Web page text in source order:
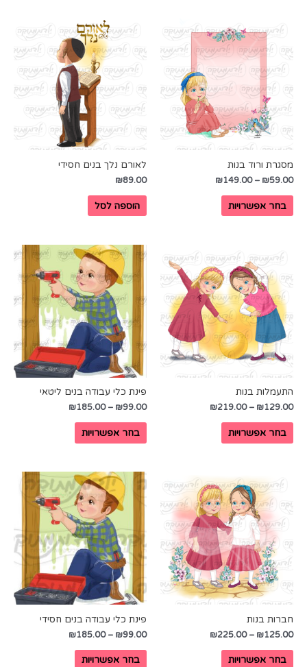
מסגרת ורוד בנות
₪59.00
–
₪149.00
בחר אפשרויות
לאורם נלך בנים חסידי
₪89.00
הוספה לסל
התעמלות בנות
₪129.00
–
₪219.00
בחר אפשרויות
פינת כלי עבודה בנים ליטאי
₪99.00
–
₪185.00
בחר אפשרויות
חברות בנות
₪125.00
–
₪225.00
בחר אפשרויות
פינת כלי עבודה בנים חסידי
₪99.00
–
₪185.00
בחר אפשרויות